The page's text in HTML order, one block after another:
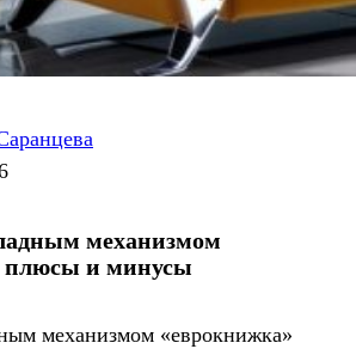
механизмом
плюсы и минусы
механизмом «еврокнижка»